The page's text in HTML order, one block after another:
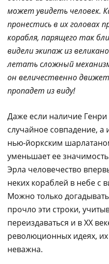
может увидеть человек.
пронестись в их головах
корабля, парящего так
видели экипаж из
летать сложный
он величественно
пропадет из виду!
Даже если наличие
случайное совпадение, а
нью-йоркским
уменьшает ее
Эрла человечество
неких кораблей в небе с
Можно только
прочло эти строки,
переиздаваться и в XX
революционных идеях,
неважна.